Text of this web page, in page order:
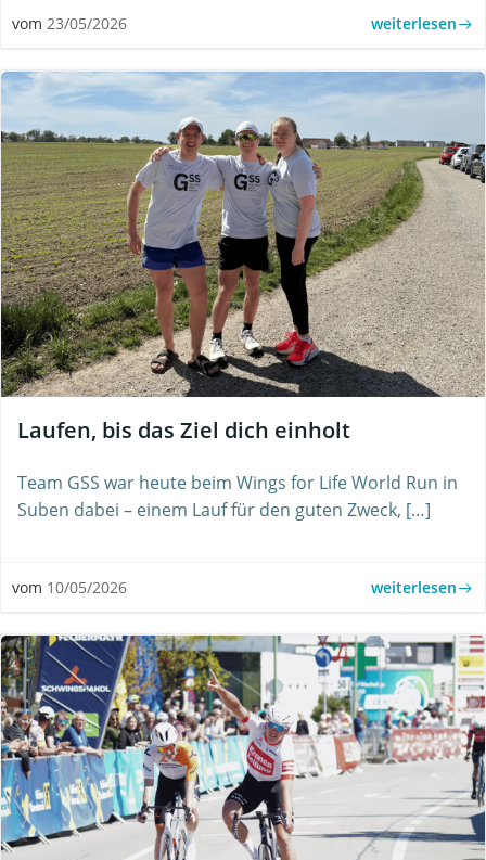
vom 23/05/2026 weiterlesen
Laufen, bis das Ziel dich einholt
Team GSS war heute beim Wings for Life World Run in
Suben dabei – einem Lauf für den guten Zweck, […]
vom 10/05/2026 weiterlesen